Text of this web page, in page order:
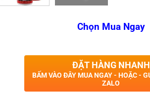
Chọn Mua Ngay
ĐẶT HÀNG NHANH
BẤM VÀO ĐÂY MUA NGAY - HOẶC -
ZALO